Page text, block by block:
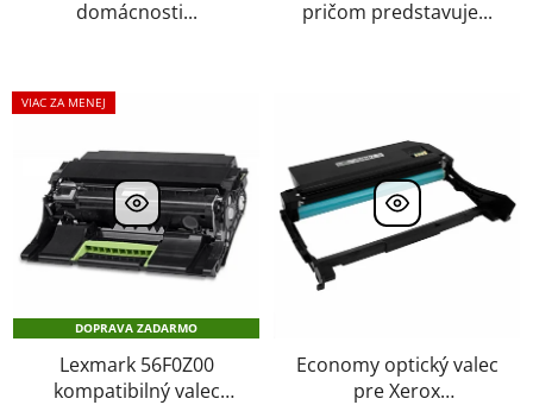
domácnosti... pričom predstavuje...
VIAC ZA MENEJ
DOPRAVA ZADARMO
Lexmark 56F0Z00
kompatibilný valec
Economy optický valec
pre Xerox